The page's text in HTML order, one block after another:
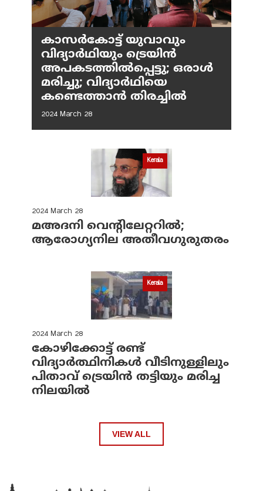
കാസർകോട്ട് യുവാവും
വിദ്യാർഥിയും ട്രെയിൻ
അപകടത്തിൽപ്പെട്ടു; ഒരാൾ
മരിച്ചു; വിദ്യാർഥിയെ
കണ്ടെത്താൻ തിരച്ചിൽ
2024 March 28
Kerala
2024 March 28
മഅദനി വെന്റിലേറ്ററിൽ;
ആരോഗ്യനില അതീവഗുരുതരം
Kerala
2024 March 28
കോഴിക്കോട്ട് രണ്ട്
വിദ്യാർത്ഥിനികൾ വീടിനുള്ളിലും
പിതാവ് ട്രെയിൻ തട്ടിയും മരിച്ച
നിലയിൽ
VIEW ALL